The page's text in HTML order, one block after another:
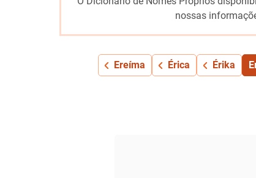
nossas
Ereíma Érica Érika